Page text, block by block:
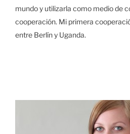
mundo y utilizarla como medio de
cooperación. Mi primera
entre Berlín y Uganda.